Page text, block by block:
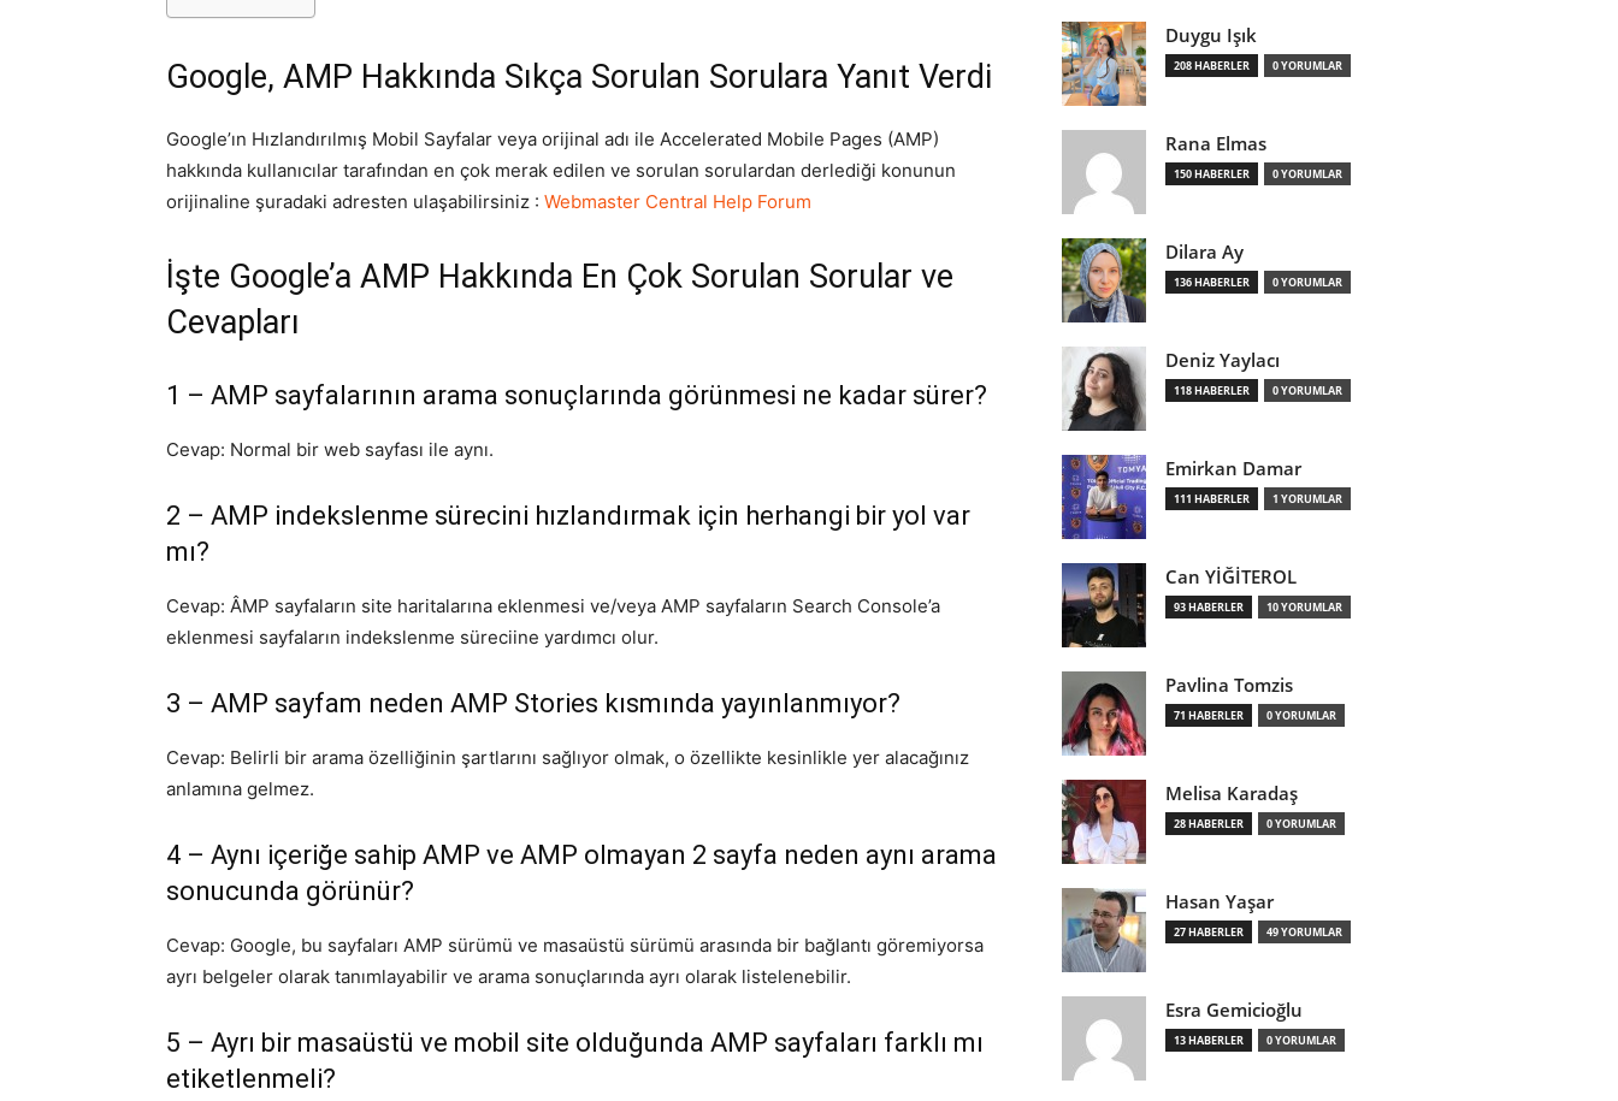
SEM,
Google, AMP Hakkında Sıkça Sorulan Sorulara Yanıt Verdi
Google’ın Hızlandırılmış Mobil Sayfalar veya orijinal adı ile Accelerated Mobile Pages (AMP)
hakkında kullanıcılar tarafından en çok merak edilen ve sorulan sorulardan derlediği konunun
orijinaline şuradaki adresten ulaşabilirsiniz : Webmaster Central Help Forum
İşte Google’a AMP Hakkında En Çok Sorulan Sorular ve
Cevapları
1 – AMP sayfalarının arama sonuçlarında görünmesi ne kadar sürer?
Cevap: Normal bir web sayfası ile aynı.
2 – AMP indekslenme sürecini hızlandırmak için herhangi bir yol var
mı?
Cevap: ÂMP sayfaların site haritalarına eklenmesi ve/veya AMP sayfaların Search Console’a
eklenmesi sayfaların indekslenme süreciine yardımcı olur.
3 – AMP sayfam neden AMP Stories kısmında yayınlanmıyor?
Cevap: Belirli bir arama özelliğinin şartlarını sağlıyor olmak, o özellikte kesinlikle yer alacağınız
anlamına gelmez.
4 – Aynı içeriğe sahip AMP ve AMP olmayan 2 sayfa neden aynı arama
sonucunda görünür?
Cevap: Google, bu sayfaları AMP sürümü ve masaüstü sürümü arasında bir bağlantı göremiyorsa
ayrı belgeler olarak tanımlayabilir ve arama sonuçlarında ayrı olarak listelenebilir.
5 – Ayrı bir masaüstü ve mobil site olduğunda AMP sayfaları farklı mı
etiketlenmeli?
Duygu Işık
208 HABERLER 0 YORUMLAR
Rana Elmas
150 HABERLER 0 YORUMLAR
Dilara Ay
136 HABERLER 0 YORUMLAR
Deniz Yaylacı
118 HABERLER 0 YORUMLAR
Emirkan Damar
111 HABERLER 1 YORUMLAR
Can YİĞİTEROL
93 HABERLER 10 YORUMLAR
Pavlina Tomzis
71 HABERLER 0 YORUMLAR
Melisa Karadaş
28 HABERLER 0 YORUMLAR
Hasan Yaşar
27 HABERLER 49 YORUMLAR
Esra Gemicioğlu
13 HABERLER 0 YORUMLAR